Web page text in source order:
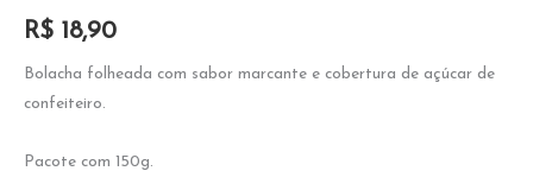
R$ 18,90
Bolacha folheada com sabor marcante e cobertura de açúcar de
confeiteiro.
Pacote com 150g.